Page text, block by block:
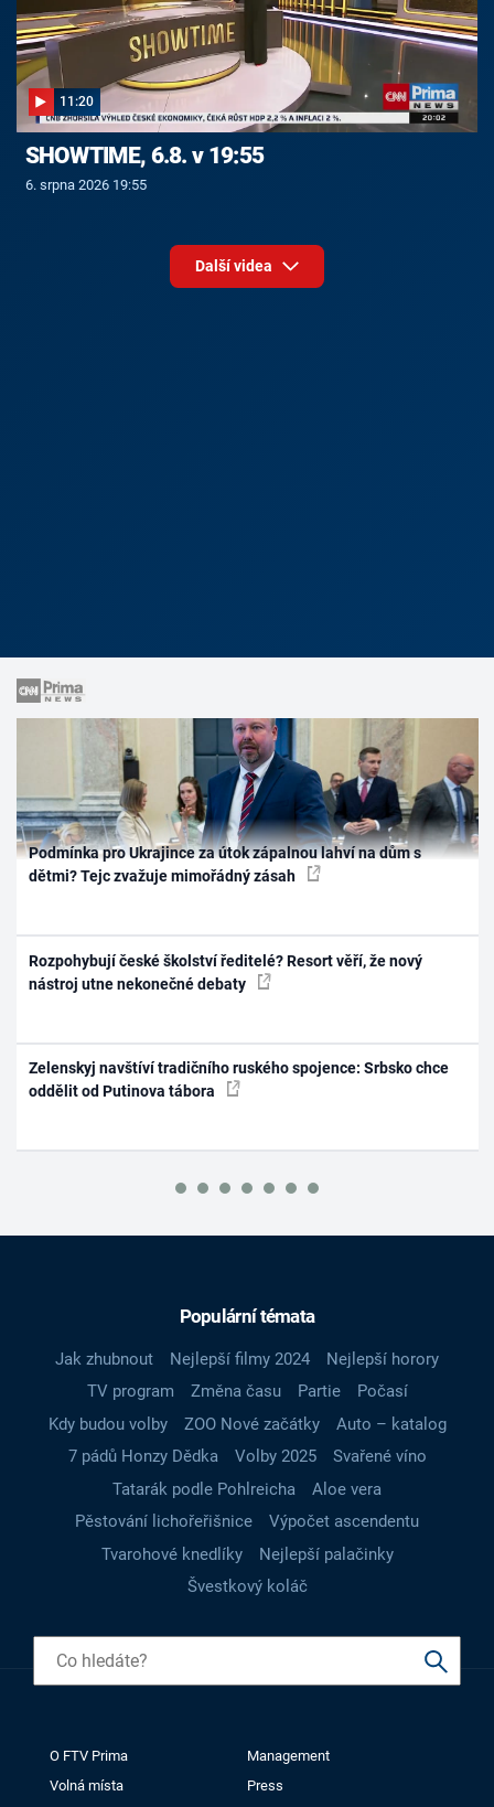
11:20
SHOWTIME, 6.8. v 19:55
6. srpna 2026 19:55
Další videa
Podmínka pro Ukrajince za útok zápalnou lahví na dům s
dětmi? Tejc zvažuje mimořádný zásah
Rozpohybují české školství ředitelé? Resort věří, že nový
nástroj utne nekonečné debaty
Zelenskyj navštíví tradičního ruského spojence: Srbsko chce
oddělit od Putinova tábora
Populární témata
Jak zhubnout Nejlepší filmy 2024
Nejlepší horory
TV program
Změna času Partie
Počasí
Kdy budou volby
ZOO Nové začátky
Auto – katalog
7 pádů Honzy Dědka
Volby 2025
Svařené víno
Tatarák podle Pohlreicha
Aloe vera
Pěstování lichořeřišnice
Výpočet ascendentu
Tvarohové knedlíky
Nejlepší palačinky
Švestkový koláč
O FTV Prima
Management
Volná místa
Press